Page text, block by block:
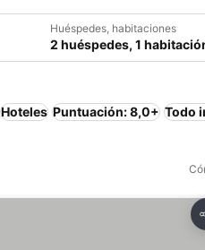
Huéspedes, habitaciones
2 huéspedes, 1
Hoteles Puntuación: 8,0+ Todo